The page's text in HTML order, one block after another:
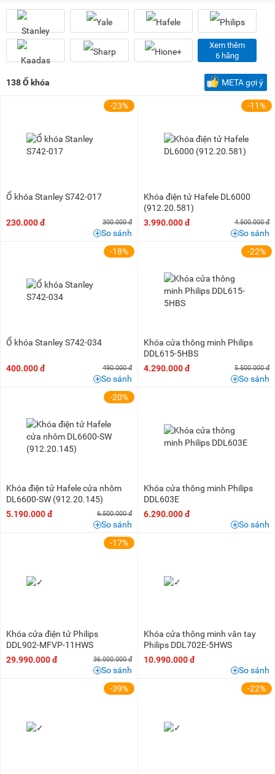
200K - 500K
1 triệu - 1,5 triệu (2)
1,5 triệu - 2 triệu
(2)
10 triệu - 15 triệu
25 triệu - 30 triệu (1)
30 triệu - 40 triệu
Xem thêm
6 hãng
138Ổ khóa META gợi ý
-23%
Ổ khóa Stanley S742-017
230.000 đ 300.000 đ
So sánh
-11%
Khóa điện tử Hafele DL6000
(912.20.581)
3.990.000 đ
4.500.000 đ
So sánh
-18%
Ổ khóa Stanley S742-034
400.000 đ 490.000 đ
So sánh
-22%
Khóa cửa thông minh Philips
DDL615-5HBS
4.290.000 đ
5.500.000 đ
So sánh
-20%
Khóa điện tử Hafele cửa nhôm
DL6600-SW (912.20.145)
5.190.000 đ
6.500.000 đ
So sánh
Khóa cửa thông minh Philips
DDL603E
6.290.000 đ
So sánh
-17%
Khóa cửa điện tử Philips
DDL902-MFVP-11HWS
29.990.000 đ
36.000.000 đ
So sánh
Khóa cửa thông minh vân tay
Philips DDL702E-5HWS
10.990.000 đ
So sánh
-39%
-22%